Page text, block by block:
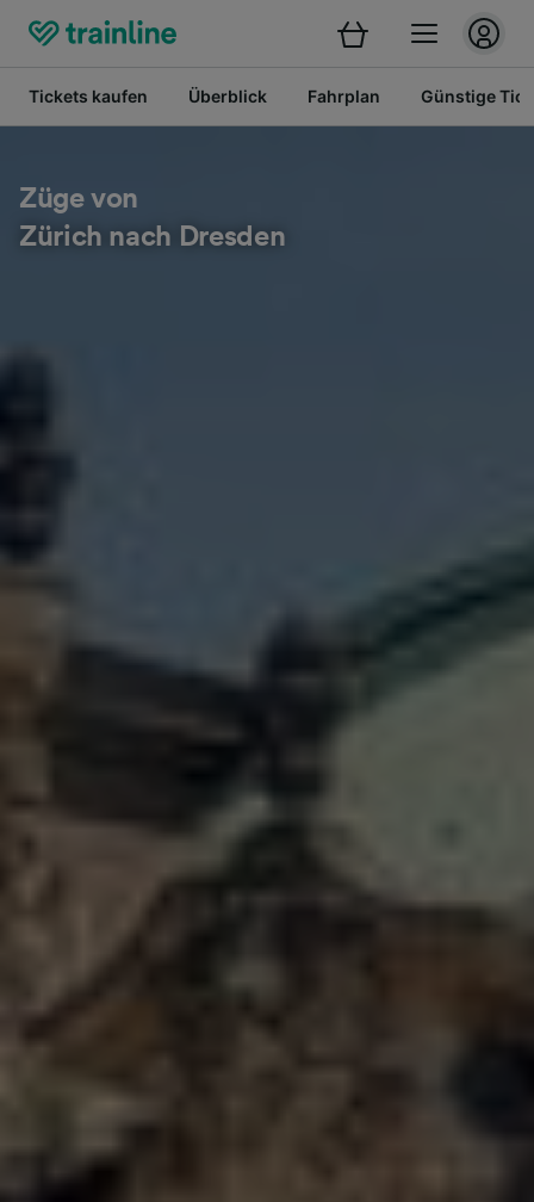
Tickets kaufen Überblick Fahrplan Günstige
Züge von
Zürich nach Dresden